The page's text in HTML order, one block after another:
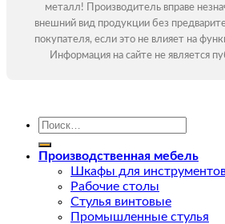
металл! Производитель вправе
внешний вид продукции без
покупателя, если это не влияет на
Информация на сайте не является
Искать:
Производственная мебель
Шкафы для
Рабочие столы
Стулья винтовые
Промышленные стулья